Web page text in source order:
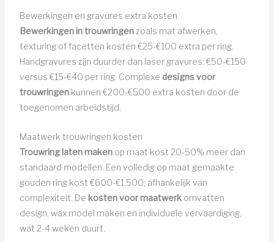
Bewerkingen en gravures extra kosten
Bewerkingen in trouwringenzoals mat afwerken,
texturing of facetten kosten €25-€100 extra per ring.
Handgravures zijn duurder dan laser gravures: €50-€150
versus €15-€40 per ring. Complexe designs voor
trouwringenkunnen €200-€500 extra kosten door de
toegenomen arbeidstijd.
Maatwerk trouwringen kosten
Trouwring laten makenop maat kost 20-50% meer dan
standaard modellen. Een volledig op maat gemaakte
gouden ring kost €600-€1.500, afhankelijk van
complexiteit. De kosten voor maatwerkomvatten
design, wax model maken en individuele vervaardiging,
wat 2-4 weken duurt.